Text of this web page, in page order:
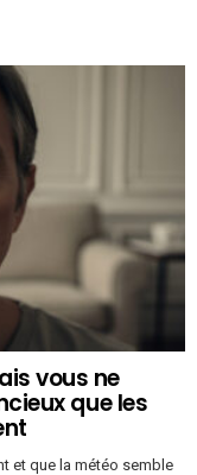
vous ne
que les
et que la météo semble